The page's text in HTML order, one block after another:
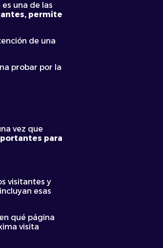
una de las
permite
de una
probar por la
vez que
para
visitantes y
esas
qué página
visita